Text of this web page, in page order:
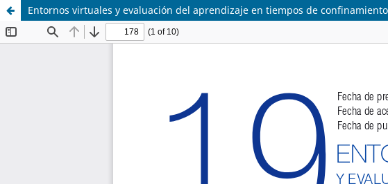
Entornos virtuales y evaluación del aprendizaje en tiempos de